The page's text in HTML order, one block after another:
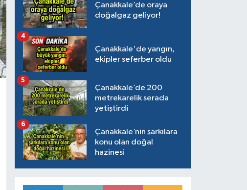
Çanakkale’de oraya
doğalgaz geliyor!
Çanakkale'de yangın,
ekipler seferber oldu
4
Çanakkale’de 200
metrekarelik serada
yetiştirdi
5
Çanakkale’nin şarkılara
konu olan doğal
hazinesi
6